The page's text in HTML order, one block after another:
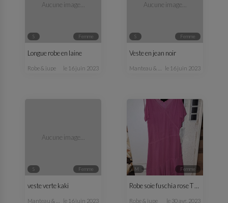
Aucune image...
S femme
Longue robe en laine
robe & jupe le 16 juin 2023
Aucune image...
S femme
Veste en jean noir
manteau & veste le 16 juin 2023
Aucune image...
S femme
veste verte kaki
manteau & veste le 16 juin 2023
M femme
Robe soie fuschia rose T 38
robe & jupe le 30 avr. 2023